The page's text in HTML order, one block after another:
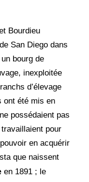
Bourdieu
San Diego dans
bourg de
inexploitée
d’élevage
ont été mis en
possédaient pas
pour
en acquérir
que naissent
en 1891 ; le